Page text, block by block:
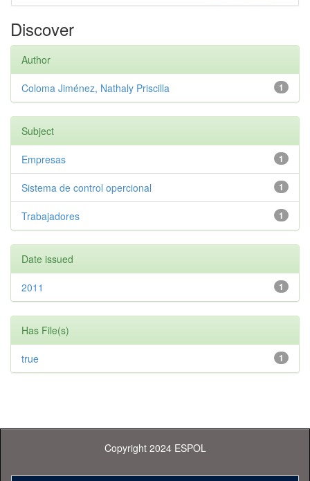
Discover
Author
1
Coloma Jiménez, Nathaly Priscilla
Subject
1
Empresas
1
Sistema de control opercional
1
Trabajadores
Date issued
1
2011
Has File(s)
1
true
Copyright 2024 ESPOL